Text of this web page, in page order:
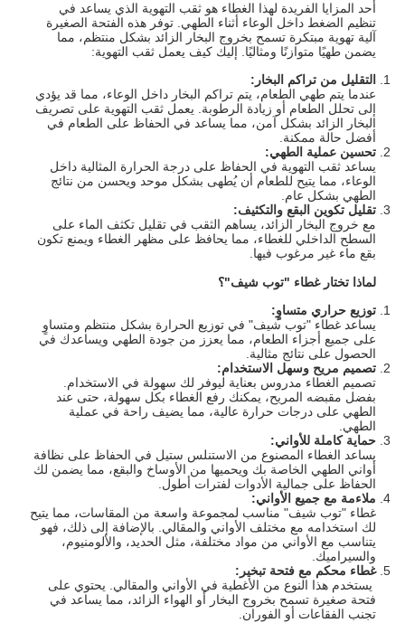
أحد المزايا الفريدة لهذا الغطاء هو ثقب التهوية الذي يساعد في
تنظيم الضغط داخل الوعاء أثناء الطهي. توفر هذه الفتحة الصغيرة
آلية تهوية مبتكرة تسمح بخروج البخار الزائد بشكل منتظم، مما
يضمن طهيًا متوازنًا ومثاليًا. إليك كيف يعمل ثقب التهوية:
التقليل من تراكم البخار:
عندما يتم طهي الطعام، يتم تراكم البخار داخل الوعاء، مما قد يؤدي
إلى تحلل الطعام أو زيادة الرطوبة. يعمل ثقب التهوية على تصريف
البخار الزائد بشكل آمن، مما يساعد في الحفاظ على الطعام في
أفضل حالة ممكنة.
تحسين عملية الطهي:
يساعد ثقب التهوية في الحفاظ على درجة الحرارة المثالية داخل
الوعاء، مما يتيح للطعام أن يُطهى بشكل موحد ويحسن من نتائج
الطهي بشكل عام.
تقليل تكوين البقع والتكثيف:
مع خروج البخار الزائد، يساهم الثقب في تقليل تكثف الماء على
السطح الداخلي للغطاء، مما يحافظ على مظهر الغطاء ويمنع تكون
بقع ماء غير مرغوب فيها.
لماذا تختار غطاء "توب شيف"؟
توزيع حراري متساوٍ:
يساعد غطاء "توب شيف" في توزيع الحرارة بشكل منتظم ومتساوٍ
على جميع أجزاء الطعام، مما يعزز من جودة الطهي ويساعدك في
الحصول على نتائج مثالية.
تصميم مريح وسهل الاستخدام:
تصميم الغطاء مدروس بعناية ليوفر لك سهولة في الاستخدام.
بفضل مقبضه المريح، يمكنك رفع الغطاء بكل سهولة، حتى عند
الطهي على درجات حرارة عالية، مما يضيف راحة في عملية
الطهي.
حماية كاملة للأواني:
يساعد الغطاء المصنوع من الاستنلس ستيل في الحفاظ على نظافة
أواني الطهي الخاصة بك ويحميها من الأوساخ والبقع، مما يضمن لك
الحفاظ على جمالية الأدوات لفترات أطول.
ملاءمة مع جميع الأواني:
غطاء "توب شيف" مناسب لمجموعة واسعة من المقاسات، مما يتيح
لك استخدامه مع مختلف الأواني والمقالي. بالإضافة إلى ذلك، فهو
يتناسب مع الأواني من مواد مختلفة، مثل الحديد، والألومنيوم،
والسيراميك.
غطاء محكم مع فتحة تبخير:
يستخدم هذا النوع من الأغطية في الأواني والمقالي. يحتوي على
فتحة صغيرة تسمح بخروج البخار أو الهواء الزائد، مما يساعد في
تجنب الفقاعات أو الفوران.